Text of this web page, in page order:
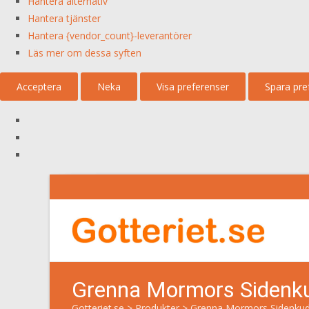
Hantera tjänster
Hantera {vendor_count}-leverantörer
Läs mer om dessa syften
Acceptera Neka Visa preferenser Spara
Grenna Mormors